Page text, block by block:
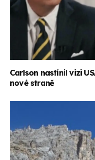
Carlson nastínil vizi
nové straně